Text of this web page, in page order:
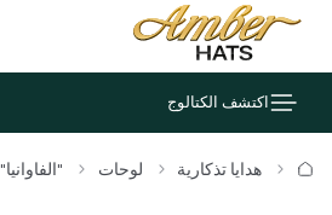
اكتشف الكتالوج
هدايا تذكارية لوحات "الفاوانيا"